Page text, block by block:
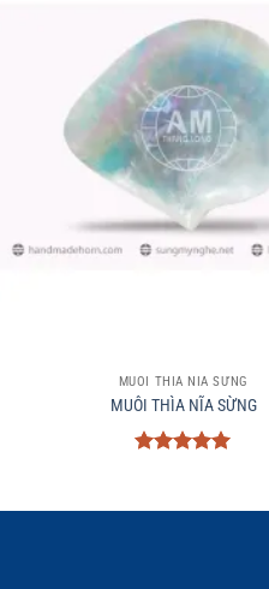
MUÔI THÌA NĨA SỪNG
MUÔI THÌA NĨA SỪNG
sao